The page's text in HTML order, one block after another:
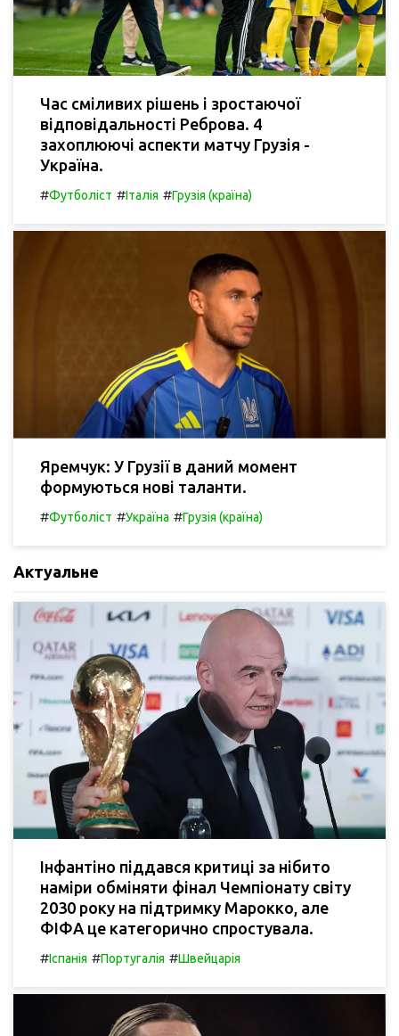
Час сміливих рішень і зростаючої
відповідальності Реброва. 4
захоплюючі аспекти матчу Грузія -
Україна.
#Футболіст #Італія #Грузія (країна)
Яремчук: У Грузії в даний момент
формуються нові таланти.
#Футболіст #Україна #Грузія (країна)
Актуальне
Інфантіно піддався критиці за нібито
наміри обміняти фінал Чемпіонату світу
2030 року на підтримку Марокко, але
ФІФА це категорично спростувала.
#Іспанія #Португалія #Швейцарія